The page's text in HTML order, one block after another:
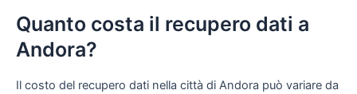
Quanto costa il recupero dati a
Andora?
Il costo del recupero dati nella città di Andora può variare da